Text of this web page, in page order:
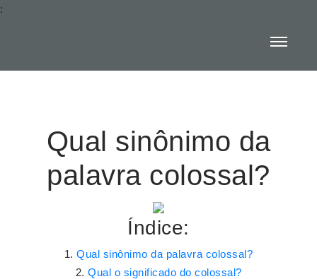
:
Qual sinônimo da
palavra colossal?
Índice:
Qual sinônimo da palavra colossal?
Qual o significado do colossal?